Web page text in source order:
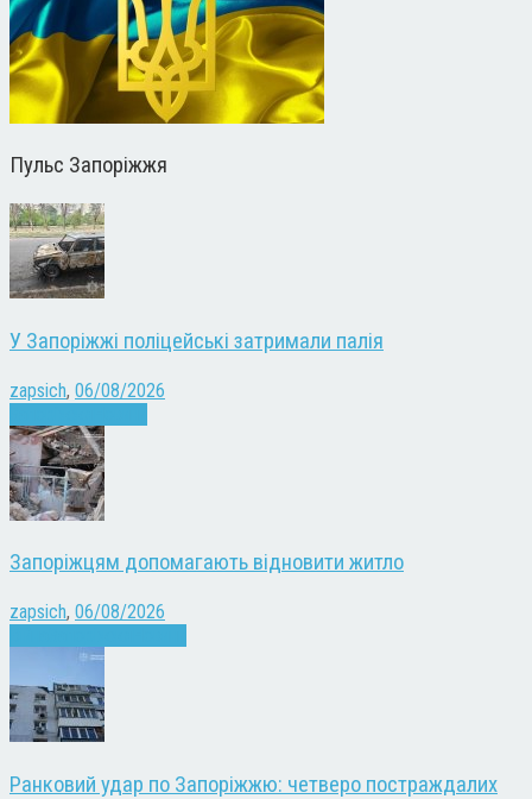
Пульс Запоріжжя
У Запоріжжі поліцейські затримали палія
zapsich, 06/08/2026
Запоріжцям допомагають відновити житло
zapsich, 06/08/2026
Ранковий удар по Запоріжжю: четверо постраждалих